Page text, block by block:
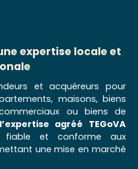
expertise locale et
et acquéreurs pour
maisons, biens
ou biens de
agréé TEGoVA
fiable et conforme aux
une mise en marché